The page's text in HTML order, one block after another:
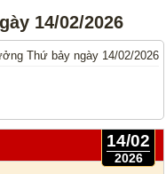
14/02/2026
Thứ bảy ngày 14/02/2026
14/02
2026